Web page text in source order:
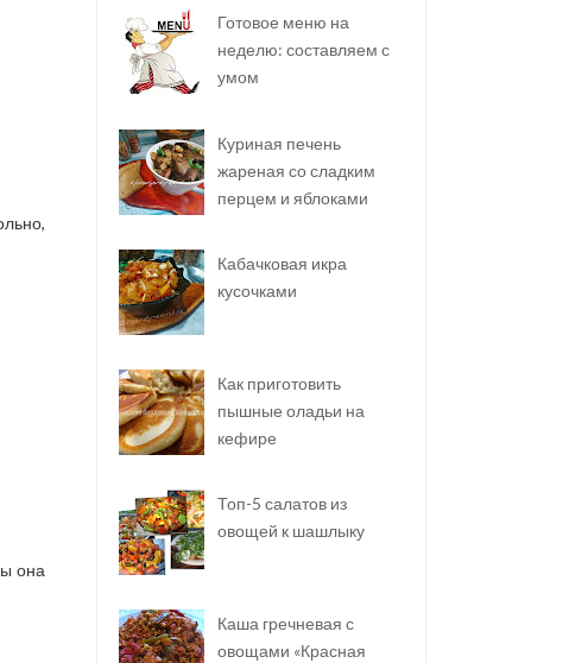
она
Готовое меню на
неделю: составляем с
умом
Куриная печень
жареная со сладким
перцем и яблоками
Кабачковая икра
кусочками
Как приготовить
пышные оладьи на
кефире
Топ-5 салатов из
овощей к шашлыку
Каша гречневая с
овощами «Красная